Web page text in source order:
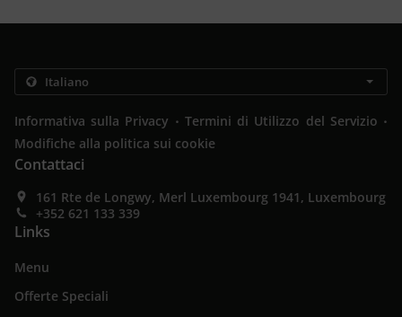
Informativa sulla Privacy . Termini di Utilizzo del Servizio .
Modifiche alla politica sui cookie
Contattaci
161 Rte de Longwy, Merl Luxembourg 1941, Luxembourg
+352 621 133 339
Links
Menu
Offerte Speciali